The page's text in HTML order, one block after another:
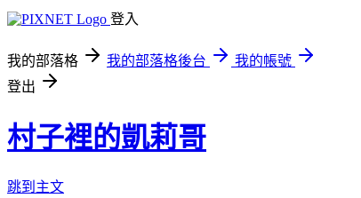
登入
我的部落格 我的部落格後台
我的帳號
登出
村子裡的凱莉哥
跳到主文